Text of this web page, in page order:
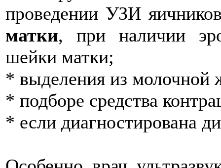
проведении УЗИ
матки, при наличии
шейки матки;
* выделения из молочной
* подборе средства
* если диагностирована